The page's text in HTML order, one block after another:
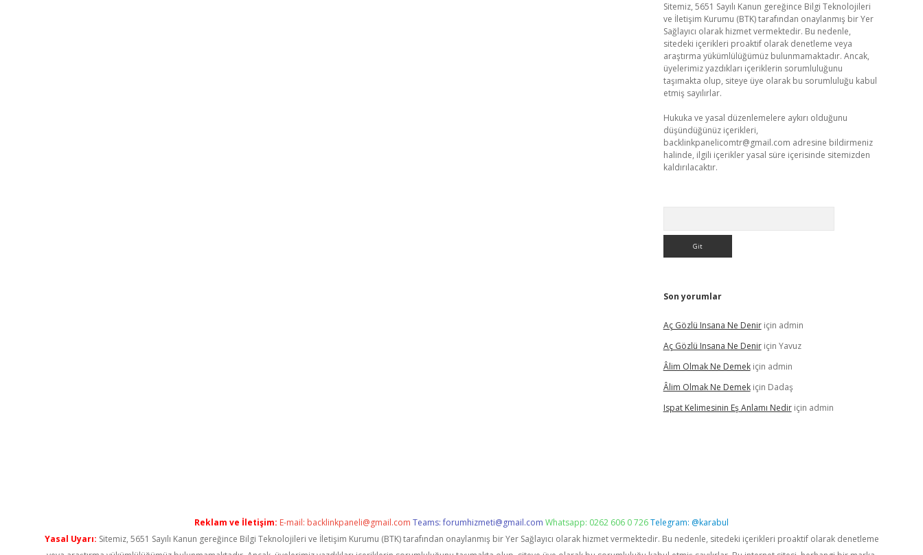
Sitemiz, 5651 Sayılı Kanun gereğince Bilgi Teknolojileri
ve İletişim Kurumu (BTK) tarafından onaylanmış bir Yer
Sağlayıcı olarak hizmet vermektedir. Bu nedenle,
sitedeki içerikleri proaktif olarak denetleme veya
araştırma yükümlülüğümüz bulunmamaktadır. Ancak,
üyelerimiz yazdıkları içeriklerin sorumluluğunu
taşımakta olup, siteye üye olarak bu sorumluluğu kabul
etmiş sayılırlar.
Hukuka ve yasal düzenlemelere aykırı olduğunu
düşündüğünüz içerikleri,
backlinkpanelicomtr@gmail.com adresine bildirmeniz
halinde, ilgili içerikler yasal süre içerisinde sitemizden
kaldırılacaktır.
Son yorumlar
Aç Gözlü Insana Ne Deniriçin admin
Aç Gözlü Insana Ne Deniriçin Yavuz
Âlim Olmak Ne Demekiçin admin
Âlim Olmak Ne Demekiçin Dadaş
Ispat Kelimesinin Eş Anlamı Nediriçin admin
Reklam ve İletişim: E-mail: backlinkpaneli@gmail.com Teams:forumhizmeti@gmail.com Whatsapp: 0262 606 0 726Telegram: @karabul
Yasal Uyarı: Sitemiz, 5651 Sayılı Kanun gereğince Bilgi Teknolojileri ve İletişim Kurumu (BTK) tarafından onaylanmış bir Yer Sağlayıcı olarak hizmet vermektedir. Bu nedenle, sitedeki içerikleri proaktif olarak denetleme